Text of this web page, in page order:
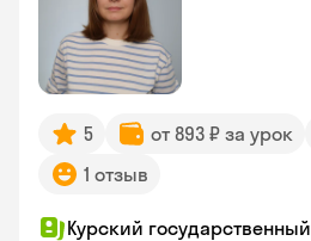
5 от 893 ₽ за урок
1 отзыв
Курский государственный